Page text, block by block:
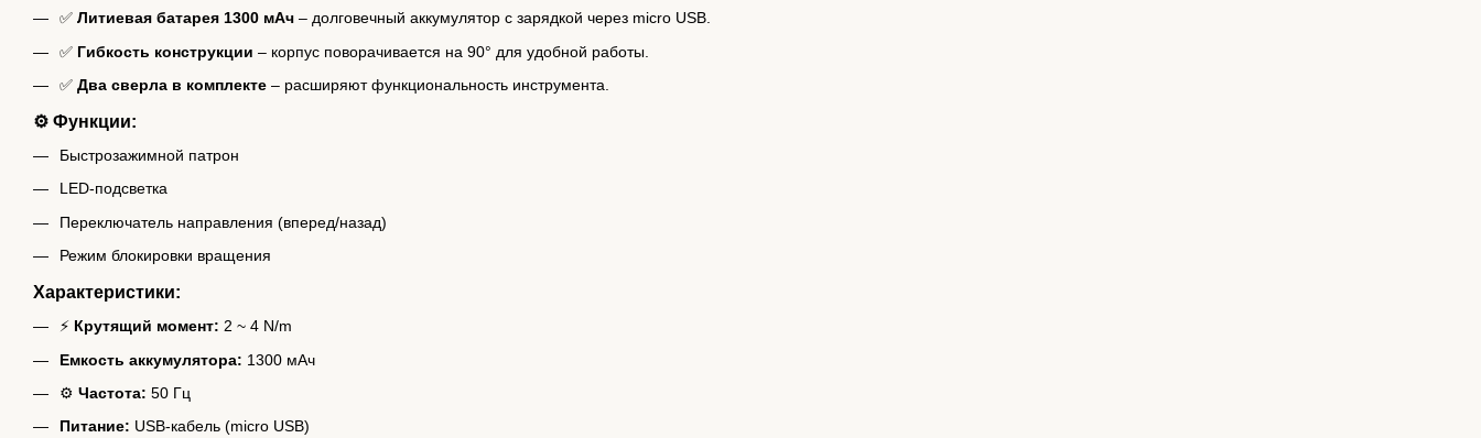
✅ Литиевая батарея 1300 мАч – долговечный аккумулятор с зарядкой через micro USB.
✅ Гибкость конструкции – корпус поворачивается на 90° для удобной работы.
✅ Два сверла в комплекте – расширяют функциональность инструмента.
⚙️ Функции:
Быстрозажимной патрон
LED-подсветка
Переключатель направления (вперед/назад)
Режим блокировки вращения
Характеристики:
⚡ Крутящий момент: 2 ~ 4 N/m
Емкость аккумулятора: 1300 мАч
⚙️ Частота: 50 Гц
Питание: USB-кабель (micro USB)